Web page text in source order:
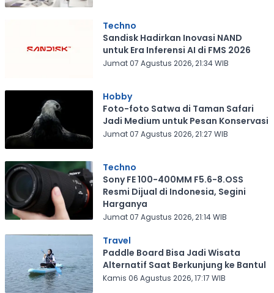
Techno
Sandisk Hadirkan Inovasi NAND
untuk Era Inferensi AI di FMS 2026
Jumat 07 Agustus 2026, 21:34 WIB
Hobby
Foto-foto Satwa di Taman Safari
Jadi Medium untuk Pesan Konservasi
Jumat 07 Agustus 2026, 21:27 WIB
Techno
Sony FE 100-400MM F5.6-8.OSS
Resmi Dijual di Indonesia, Segini
Harganya
Jumat 07 Agustus 2026, 21:14 WIB
Travel
Paddle Board Bisa Jadi Wisata
Alternatif Saat Berkunjung ke Bantul
Kamis 06 Agustus 2026, 17:17 WIB